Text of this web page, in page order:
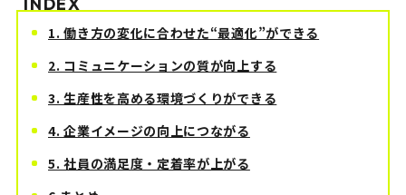
INDEX
1. 働き方の変化に合わせた“最適化”ができる
2. コミュニケーションの質が向上する
3. 生産性を高める環境づくりができる
4. 企業イメージの向上につながる
5. 社員の満足度・定着率が上がる